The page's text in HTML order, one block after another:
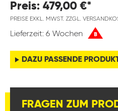
Preis: 479,00 €*
PREISE EXKL. MWST. ZZGL.
Lieferzeit: 6 Wochen B
DAZU PASSENDE
FRAGEN ZUM